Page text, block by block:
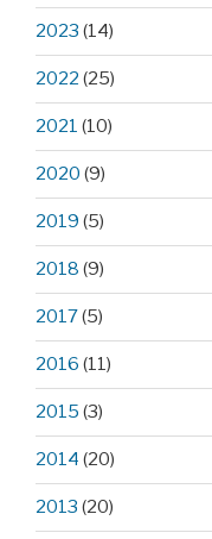
2023 (14)
2022 (25)
2021 (10)
2020 (9)
2019 (5)
2018 (9)
2017(5)
2016 (11)
2015 (3)
2014 (20)
2013 (20)